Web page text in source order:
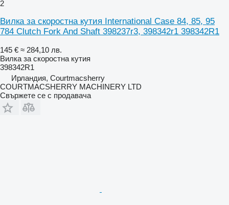
2
Вилка за скоростна кутия International Case 84, 85, 95
784 Clutch Fork And Shaft 398237r3, 398342r1 398342R1
145 € ≈ 284,10 лв.
Вилка за скоростна кутия
398342R1
Ирландия, Courtmacsherry
COURTMACSHERRY MACHINERY LTD
Свържете се с продавача